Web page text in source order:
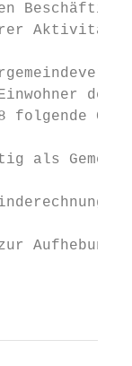
Aktivität.
der
folgende
als
Aufhebung